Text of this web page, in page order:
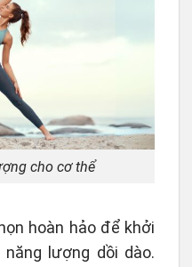
cho cơ thể
hoàn hảo để khởi
lượng dồi dào.